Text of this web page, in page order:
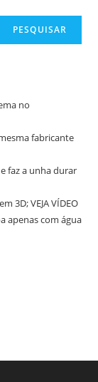
PESQUISAR
no
fabricante
faz a unha durar
3D; VEJA VÍDEO
apenas com água